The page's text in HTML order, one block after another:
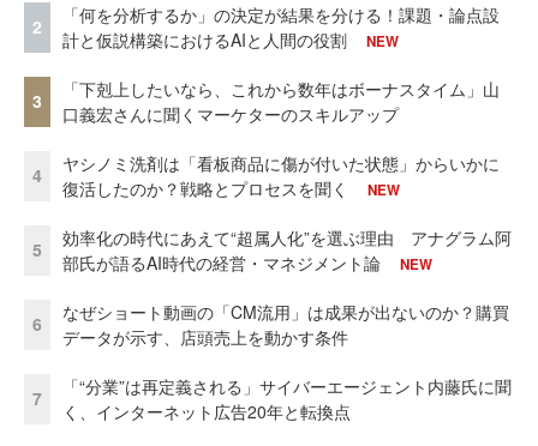
2
「何を分析するか」の決定が結果を分ける！課題・論点設
計と仮説構築におけるAIと人間の役割
NEW
3
「下剋上したいなら、これから数年はボーナスタイム」山
口義宏さんに聞くマーケターのスキルアップ
4
ヤシノミ洗剤は「看板商品に傷が付いた状態」からいかに
復活したのか？戦略とプロセスを聞く
NEW
5
効率化の時代にあえて“超属人化”を選ぶ理由 アナグラム阿
部氏が語るAI時代の経営・マネジメント論
NEW
6
なぜショート動画の「CM流用」は成果が出ないのか？購買
データが示す、店頭売上を動かす条件
7
「“分業”は再定義される」サイバーエージェント内藤氏に聞
く、インターネット広告20年と転換点